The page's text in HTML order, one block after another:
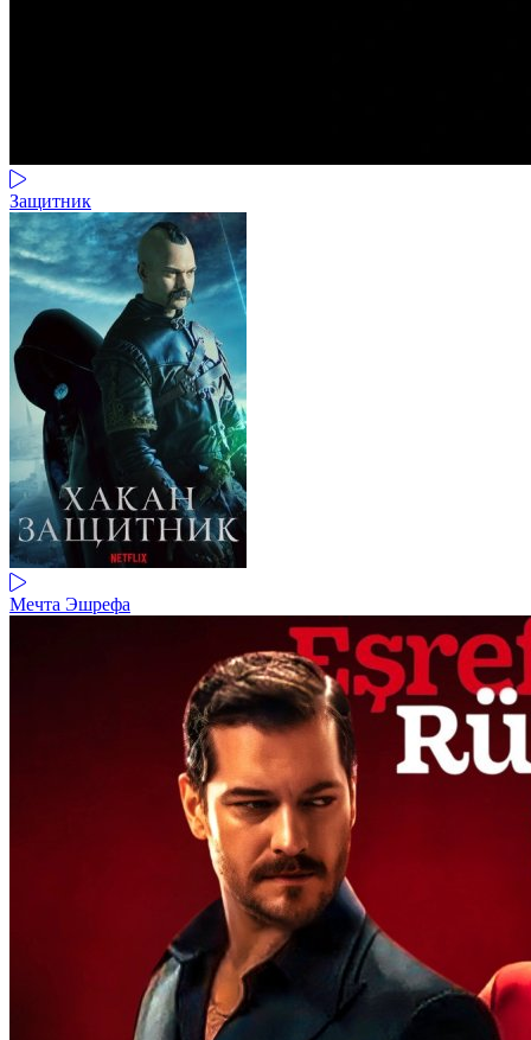
Защитник
Мечта Эшрефа